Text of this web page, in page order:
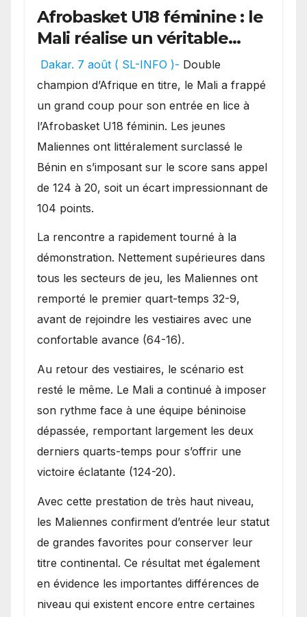
Afrobasket U18 féminine : le
Mali réalise un véritable
festival offensif et inflige
une lourde défaite au
Bénin.
Dakar. 7 août ( SL-INFO )- Double
champion d’Afrique en titre, le Mali a frappé
un grand coup pour son entrée en lice à
l’Afrobasket U18 féminin. Les jeunes
Maliennes ont littéralement surclassé le
Bénin en s’imposant sur le score sans appel
de 124 à 20, soit un écart impressionnant de
104 points.
La rencontre a rapidement tourné à la
démonstration. Nettement supérieures dans
tous les secteurs de jeu, les Maliennes ont
remporté le premier quart-temps 32-9,
avant de rejoindre les vestiaires avec une
confortable avance (64-16).
Au retour des vestiaires, le scénario est
resté le même. Le Mali a continué à imposer
son rythme face à une équipe béninoise
dépassée, remportant largement les deux
derniers quarts-temps pour s’offrir une
victoire éclatante (124-20).
Avec cette prestation de très haut niveau,
les Maliennes confirment d’entrée leur statut
de grandes favorites pour conserver leur
titre continental. Ce résultat met également
en évidence les importantes différences de
niveau qui existent encore entre certaines